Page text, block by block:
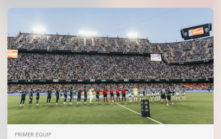
PRIMER EQUIP